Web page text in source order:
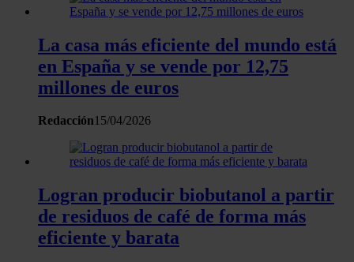
La casa más eficiente del mundo está
en España y se vende por 12,75
millones de euros
Redacción15/04/2026
Logran producir biobutanol a partir
de residuos de café de forma más
eficiente y barata